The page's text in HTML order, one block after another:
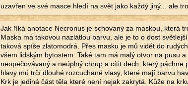
uzavřen ve své masce hledí na svět jako každý jiný... ale
Jak říká anotace Necronus je schovaný za maskou, která
Maska má takovou nazlátlou barvu, ale je to o dost
taková spíše zlatomodrá. Přes masku je mů vidět do
všem lidským bytostem. Také tam má malý otvor na pusu
neopečovávaný a neúplný chrup a cítit dech, který páchne
hlavy mů trčí dlouhé rozcuchané vlasy, které mají barvu
Krk je jediná část těla které není nejak zakrytá. Kůže na